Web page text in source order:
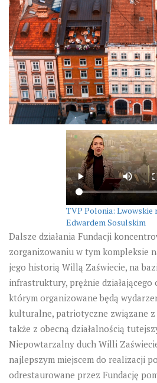
TVP Polonia: Lwowskie
Edwardem Sosulskim
Dalsze działania Fundacji
zorganizowaniu w tym kompleksie
jego historią Willą Zaświecie, na
infrastruktury, prężnie
którym organizowane będą
kulturalne, patriotyczne związane z
także z obecną działalnością
Niepowtarzalny duch Willi
najlepszym miejscem do realizacji
odrestaurowane przez Fundację